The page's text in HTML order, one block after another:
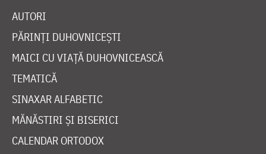
AUTORI
PĂRINȚI DUHOVNICEȘTI
MAICI CU VIAȚĂ DUHOVNICEASCĂ
TEMATICĂ
SINAXAR ALFABETIC
MĂNĂSTIRI ȘI BISERICI
CALENDAR ORTODOX